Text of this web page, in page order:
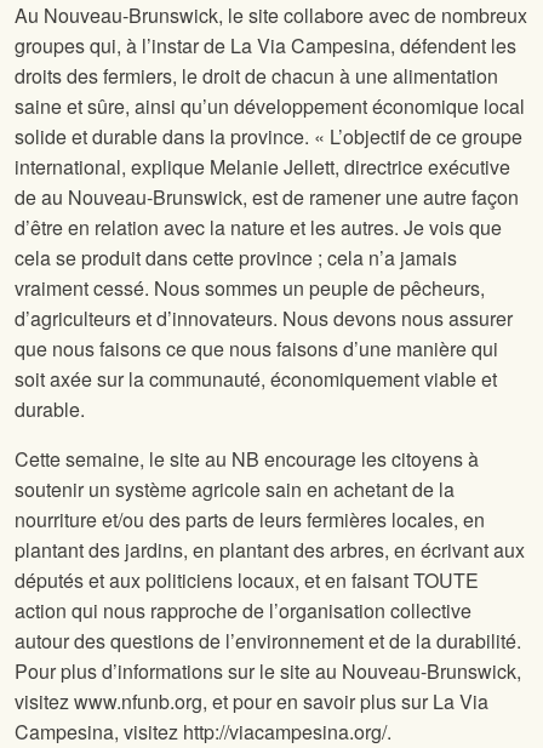
Au Nouveau-Brunswick, le sitecollabore avec de nombreux
groupes qui, à l’instar de La Via Campesina, défendent les
droits des fermiers, le droit de chacun à une alimentation
saine et sûre, ainsi qu’un développement économique local
solide et durable dans la province. « L’objectif de ce groupe
international, explique Melanie Jellett, directrice exécutive
deau Nouveau-Brunswick, est de ramener une autre façon
d’être en relation avec la nature et les autres. Je vois que
cela se produit dans cette province ; cela n’a jamais
vraiment cessé. Nous sommes un peuple de pêcheurs,
d’agriculteurs et d’innovateurs. Nous devons nous assurer
que nous faisons ce que nous faisons d’une manière qui
soit axée sur la communauté, économiquement viable et
durable.
Cette semaine, le siteau NB encourage les citoyens à
soutenir un système agricole sain en achetant de la
nourriture et/ou des parts de leurs fermières locales, en
plantant des jardins, en plantant des arbres, en écrivant aux
députés et aux politiciens locaux, et en faisant TOUTE
action qui nous rapproche de l’organisation collective
autour des questions de l’environnement et de la durabilité.
Pour plus d’informations sur le siteau Nouveau-Brunswick,
visitez www.nfunb.org, et pour en savoir plus sur La Via
Campesina, visitez http://viacampesina.org/.